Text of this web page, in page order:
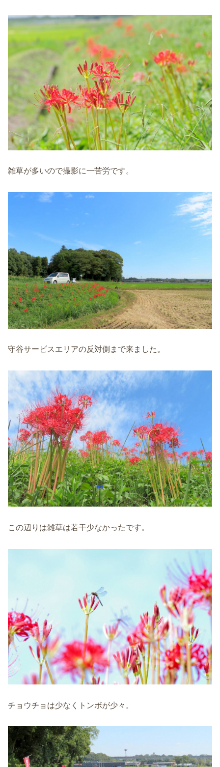
雑草が多いので撮影に一苦労です。
守谷サービスエリアの反対側まで来ました。
この辺りは雑草は若干少なかったです。
チョウチョは少なくトンボが少々。